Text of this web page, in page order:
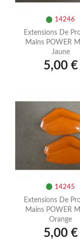
14246
Extensions De
Mains POWER
Jaune
5,00 €
14245
Extensions De
Mains POWER
Orange
5,00 €